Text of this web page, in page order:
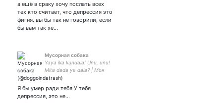
а ещё в сраку хочу послать всех
тех кто считает, что депрессия это
фигня. вы бы так не говорили, если
бы вам так хе…
Мусорная собака
Yaya ika kundala! Unu, unu!
Mita dada ya dala? | Моя
грибная коровка
Я бы умер ради тебя У тебя
депрессия, это не…